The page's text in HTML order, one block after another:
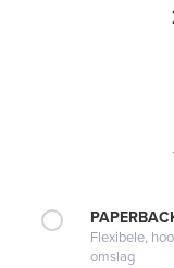
Flexibele,
omslag